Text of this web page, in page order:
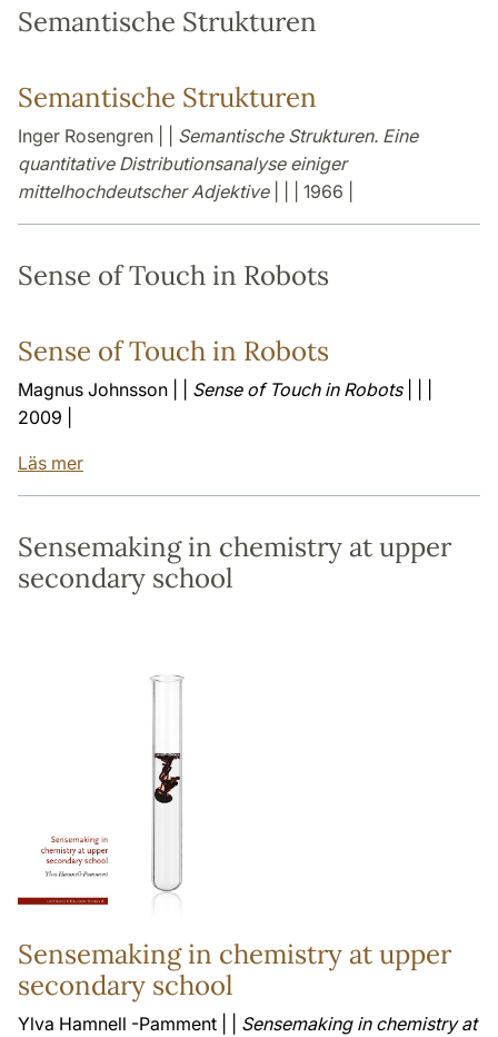
Semantische Strukturen
Semantische Strukturen
Inger Rosengren | | Semantische Strukturen. Eine
quantitative Distributionsanalyse einiger
mittelhochdeutscher Adjektive| | | 1966 |
Sense of Touch in Robots
Sense of Touch in Robots
Magnus Johnsson | | Sense of Touch in Robots| | |
2009 |
Läs mer
Sensemaking in chemistry at upper
secondary school
Sensemaking in chemistry at upper
secondary school
Ylva Hamnell -Pamment | | Sensemaking in chemistry at